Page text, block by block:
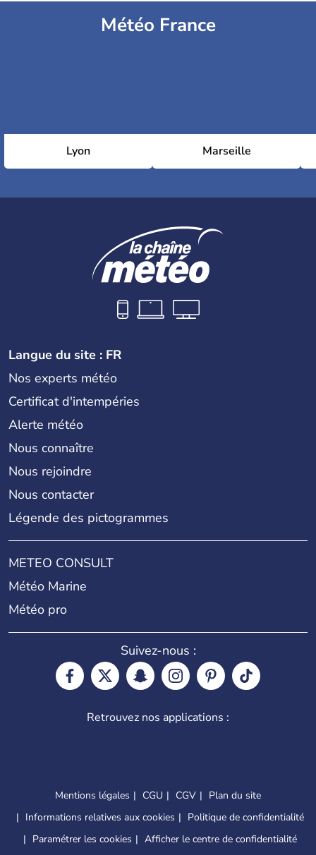
Météo France
Lyon Marseille
Langue du site : FR
Nos experts météo
Certificat d'intempéries
Alerte météo
Nous connaître
Nous rejoindre
Nous contacter
Légende des pictogrammes
METEO CONSULT
Météo Marine
Météo pro
Suivez-nous :
Retrouvez nos applications :
Mentions légales CGU CGV
Plan du site
Informations relatives aux cookies
Politique de confidentialité
Paramétrer les cookies
Afficher le centre de confidentialité